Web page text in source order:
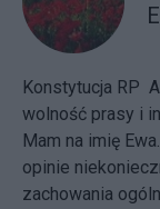
Konstytucja RP
wolność prasy i
Mam na imię
opinie
zachowania